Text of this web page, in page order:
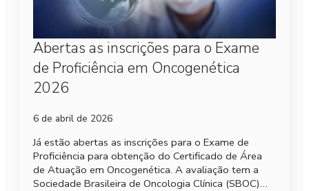
Abertas as inscrições para o Exame
de Proficiência em Oncogenética
2026
6 de abril de 2026
Já estão abertas as inscrições para o Exame de
Proficiência para obtenção do Certificado de Área
de Atuação em Oncogenética. A avaliação tem a
Sociedade Brasileira de Oncologia Clínica (SBOC)…